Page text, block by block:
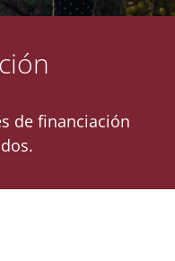
de financiación